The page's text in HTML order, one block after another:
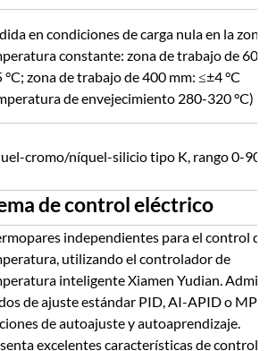
en condiciones de carga nula en la
constante: zona de trabajo de
°C; zona de trabajo de 400 mm: ≤±4 °C
de envejecimiento 280-320 °C)
cromo/níquel-silicio tipo K, rango 0-
de control eléctrico
independientes para el control de
utilizando el controlador de
inteligente Xiamen Yudian.
de ajuste estándar PID, AI-APID o MPT
de autoajuste y autoaprendizaje.
excelentes características de control